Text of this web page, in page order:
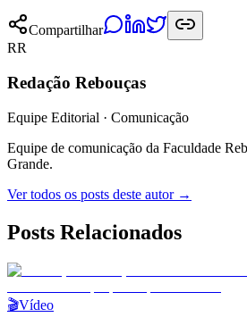
Compartilhar
RR
Redação Rebouças
Equipe Editorial · Comunicação
Equipe de comunicação da Faculdade
Grande.
Ver todos os posts deste autor →
Posts Relacionados
🎬Vídeo